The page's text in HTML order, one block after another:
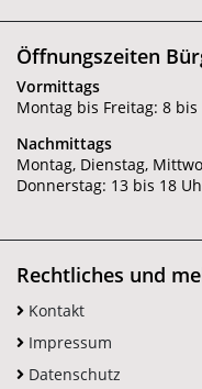
Öffnungszeiten
Vormittags
Montag bis Freitag: 8 bis
Nachmittags
Montag, Dienstag,
Donnerstag: 13 bis 18
Rechtliches und
Kontakt
Impressum
Datenschutz